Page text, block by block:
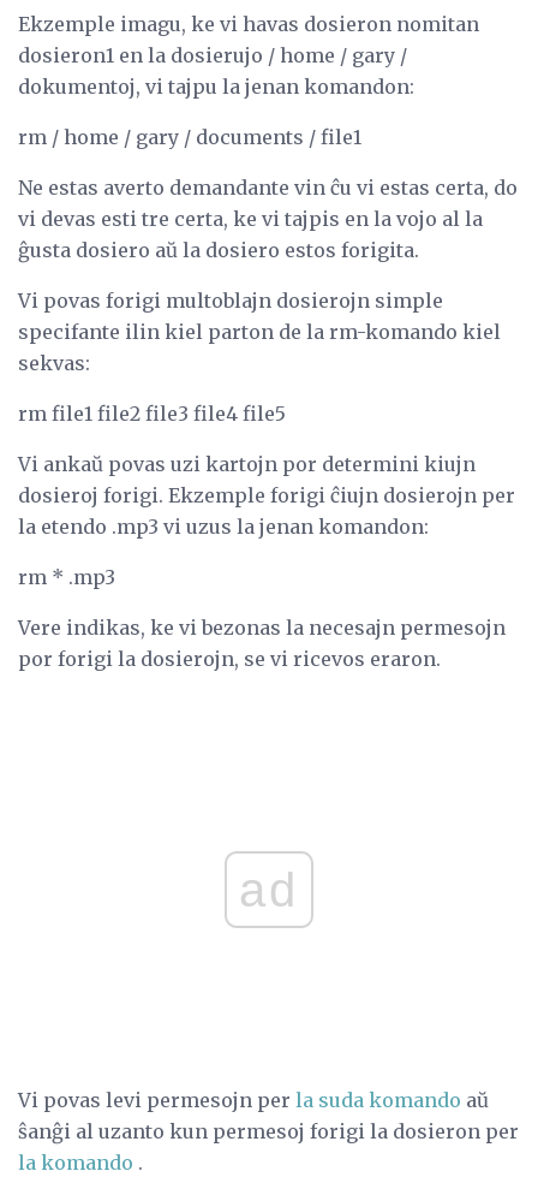
Ekzemple imagu, ke vi havas dosieron nomitan
dosieron1 en la dosierujo / home / gary /
dokumentoj, vi tajpu la jenan komandon:
rm / home / gary / documents / file1
Ne estas averto demandante vin ĉu vi estas certa, do
vi devas esti tre certa, ke vi tajpis en la vojo al la
ĝusta dosiero aŭ la dosiero estos forigita.
Vi povas forigi multoblajn dosierojn simple
specifante ilin kiel parton de la rm-komando kiel
sekvas:
rm file1 file2 file3 file4 file5
Vi ankaŭ povas uzi kartojn por determini kiujn
dosieroj forigi. Ekzemple forigi ĉiujn dosierojn per
la etendo .mp3 vi uzus la jenan komandon:
rm * .mp3
Vere indikas, ke vi bezonas la necesajn permesojn
por forigi la dosierojn, se vi ricevos eraron.
ad
Vi povas levi permesojn per la suda komando aŭ
ŝanĝi al uzanto kun permesoj forigi la dosieron per
la komando .